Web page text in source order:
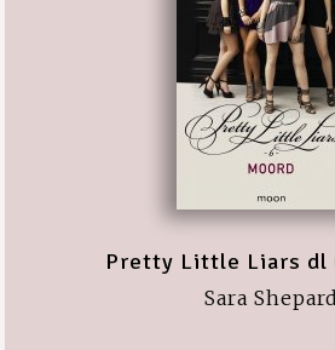
Pretty Little Liars dl
Sara Shepard